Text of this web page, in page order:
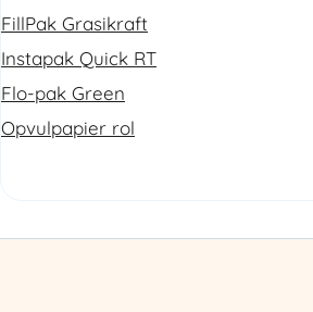
FillPak Grasikraft
Instapak Quick RT
Flo-pak Green
Opvulpapier rol